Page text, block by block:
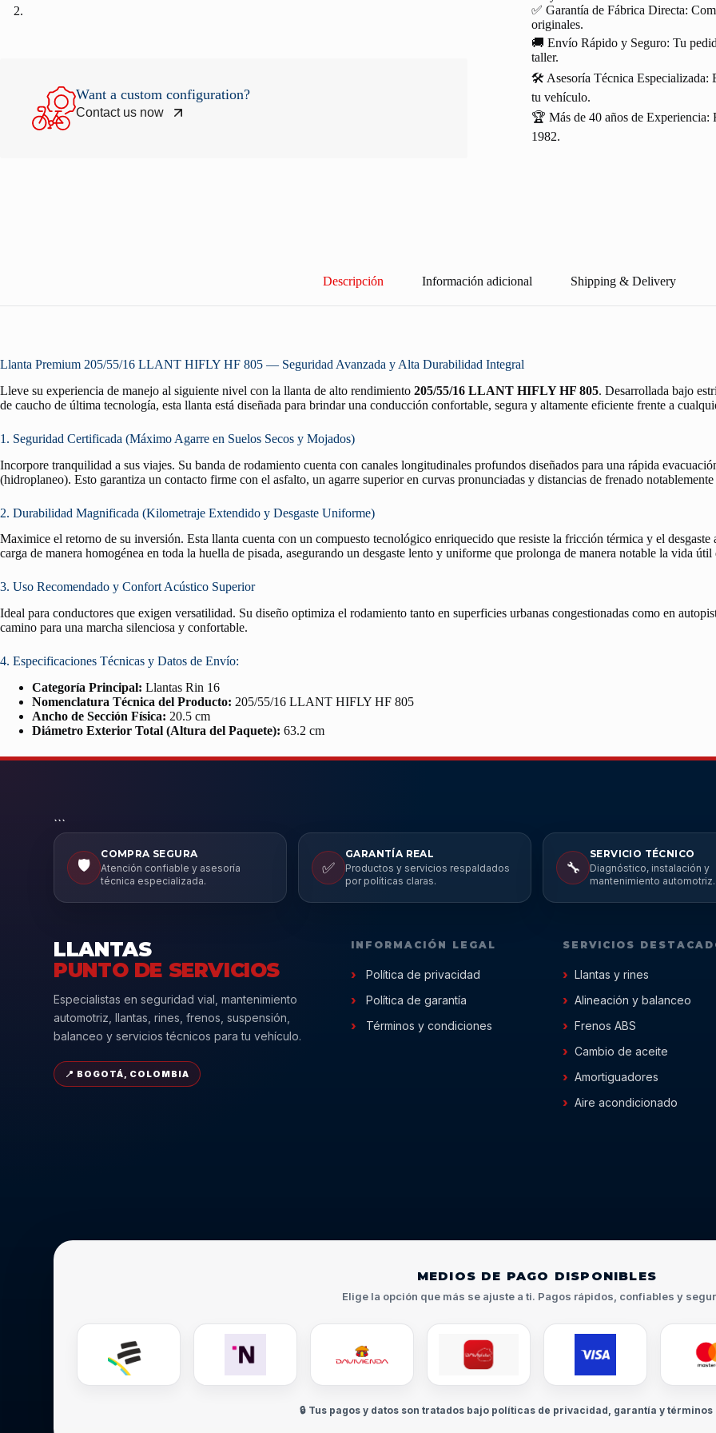
Want a custom configuration?
Contact us now
✅ Garantía de Fábrica Directa:
originales.
🚚 Envío Rápido y Seguro: Tu
taller.
🛠️ Asesoría Técnica Especializada:
tu vehículo.
🏆 Más de 40 años de Experiencia:
1982.
Descripción Información adicional Shipping & Delivery
Llanta Premium 205/55/16 LLANT HIFLY HF 805 — Seguridad Avanzada y Alta Durabilidad Integral
Lleve su experiencia de manejo al siguiente nivel con la llanta de alto rendimiento 205/55/16 LLANT HIFLY HF 805. Desarrollada bajo
de caucho de última tecnología, esta llanta está diseñada para brindar una conducción confortable, segura y altamente eficiente frente a
1. Seguridad Certificada (Máximo Agarre en Suelos Secos y Mojados)
Incorpore tranquilidad a sus viajes. Su banda de rodamiento cuenta con canales longitudinales profundos diseñados para una rápida
(hidroplaneo). Esto garantiza un contacto firme con el asfalto, un agarre superior en curvas pronunciadas y distancias de frenado
2. Durabilidad Magnificada (Kilometraje Extendido y Desgaste Uniforme)
Maximice el retorno de su inversión. Esta llanta cuenta con un compuesto tecnológico enriquecido que resiste la fricción térmica y el
carga de manera homogénea en toda la huella de pisada, asegurando un desgaste lento y uniforme que prolonga de manera notable la vida
3. Uso Recomendado y Confort Acústico Superior
Ideal para conductores que exigen versatilidad. Su diseño optimiza el rodamiento tanto en superficies urbanas congestionadas como en
camino para una marcha silenciosa y confortable.
4. Especificaciones Técnicas y Datos de Envío:
Categoría Principal: Llantas Rin 16
Nomenclatura Técnica del Producto: 205/55/16 LLANT HIFLY HF 805
Ancho de Sección Física: 20.5 cm
Diámetro Exterior Total (Altura del Paquete): 63.2 cm
```
🛡️
COMPRA SEGURA
Atención confiable y asesoría
técnica especializada.
✅
GARANTÍA REAL
Productos y servicios respaldados
por políticas claras.
🔧
SERVICIO TÉCNICO
Diagnóstico, instalación y
mantenimiento automotriz.
LLANTAS
PUNTO DE SERVICIOS
Especialistas en seguridad vial, mantenimiento
automotriz, llantas, rines, frenos, suspensión,
balanceo y servicios técnicos para tu vehículo.
📍 BOGOTÁ, COLOMBIA
INFORMACIÓN LEGAL
Política de privacidad
Política de garantía
Términos y condiciones
SERVICIOS
Llantas y rines
Alineación y balanceo
Frenos ABS
Cambio de aceite
Amortiguadores
Aire acondicionado
MEDIOS DE PAGO DISPONIBLES
Elige la opción que más se ajuste a ti. Pagos rápidos, confiables y
🔒 Tus pagos y datos son tratados bajo políticas de privacidad, garantía y